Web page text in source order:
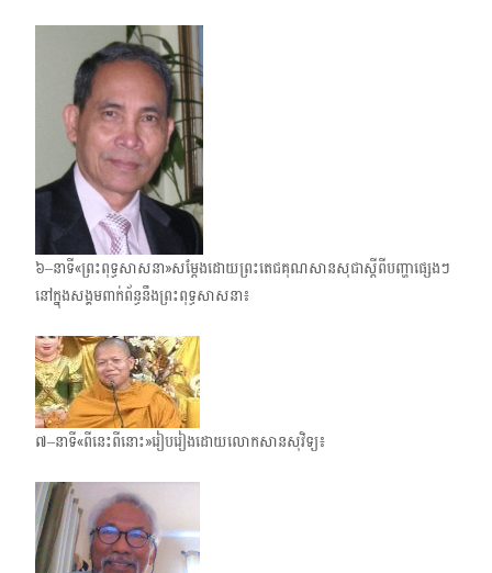
៦–នាទី«ព្រះពុទ្ធសាសនា»សម្តែងដោយព្រះតេជគុណសានសុជាស្តីពីបញ្ហាផ្សេងៗ
នៅក្នុងសង្គមពាក់​ព័ន្ធនឹងព្រះពុទ្ធសាសនា៖
៧–នាទី«ពីនេះពីនោះ»រៀបរៀងដោយលោកសានសុវិទ្យ៖